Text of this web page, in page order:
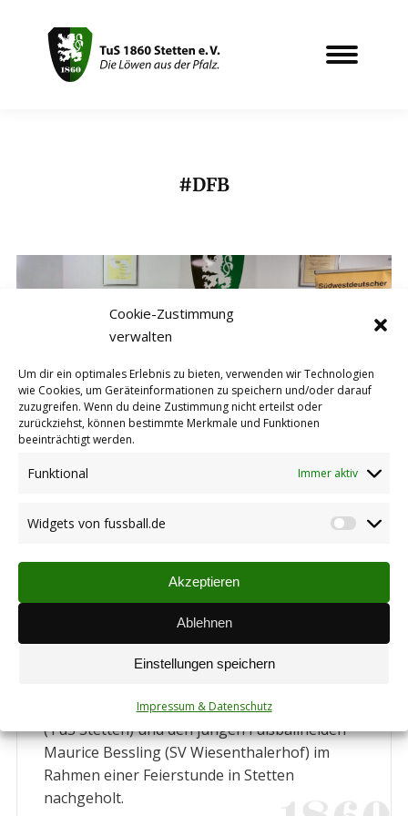
Cookie-Zustimmung
verwalten
Um dir ein optimales Erlebnis zu bieten, verwenden wir Technologien
wie Cookies, um Geräteinformationen zu speichern und/oder darauf
zuzugreifen. Wenn du deine Zustimmung nicht erteilst oder
zurückziehst, können bestimmte Merkmale und Funktionen
beeinträchtigt werden.
Funktional Immer aktiv
Widgets von fussball.de
Akzeptieren
Ablehnen
Einstellungen speichern
Impressum & Datenschutz
DFB
Hengstenberg
Autor:Daniel Sprenger 08.04.2023
Sie waren beide verhindert, am Tag des
Ehrenamtes im Februar 2023 ihre
hat der Fußballkreis Kaiserslautern-
Ehrenamtspreisträger Markus Hengstenberg
(TuS Stetten) und den jungen Fußballhelden
Maurice Bessling (SV Wiesenthalerhof) im
Rahmen einer Feierstunde in Stetten
nachgeholt.